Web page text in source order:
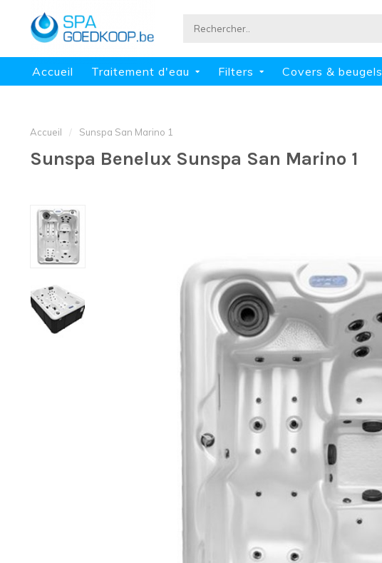
Accueil Traitement d'eau Filters Covers & beugels
Accueil / Sunspa San Marino 1
Sunspa Benelux Sunspa San Marino 1